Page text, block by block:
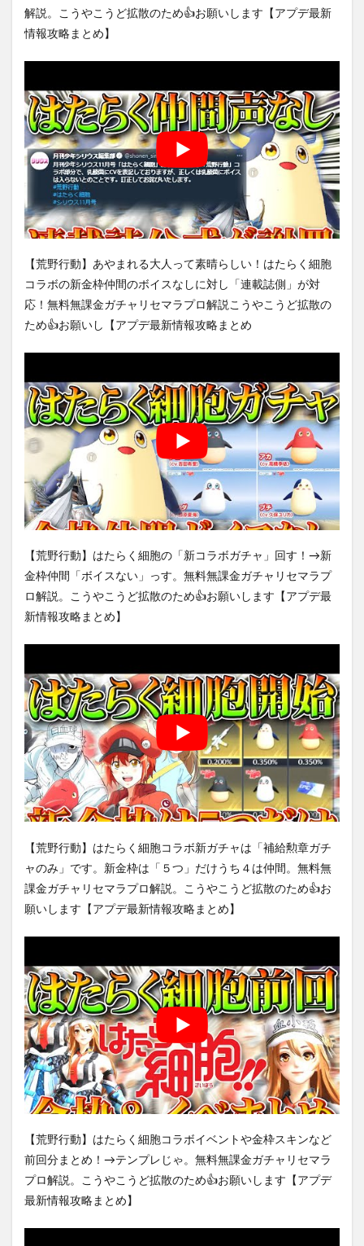
解説。こうやこうど拡散のため👍お願いします【アプデ最新
情報攻略まとめ】
【荒野行動】あやまれる大人って素晴らしい！はたらく細胞
コラボの新金枠仲間のボイスなしに対し「連載誌側」が対
応！無料無課金ガチャリセマラプロ解説こうやこうど拡散の
ため👍お願いし【アプデ最新情報攻略まとめ
【荒野行動】はたらく細胞の「新コラボガチャ」回す！→新
金枠仲間「ボイスない」っす。無料無課金ガチャリセマラプ
ロ解説。こうやこうど拡散のため👍お願いします【アプデ最
新情報攻略まとめ】
【荒野行動】はたらく細胞コラボ新ガチャは「補給勲章ガチ
ャのみ」です。新金枠は「５つ」だけうち４は仲間。無料無
課金ガチャリセマラプロ解説。こうやこうど拡散のため👍お
願いします【アプデ最新情報攻略まとめ】
【荒野行動】はたらく細胞コラボイベントや金枠スキンなど
前回分まとめ！→テンプレじゃ。無料無課金ガチャリセマラ
プロ解説。こうやこうど拡散のため👍お願いします【アプデ
最新情報攻略まとめ】